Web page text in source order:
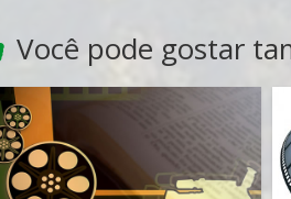
Você pode gostar